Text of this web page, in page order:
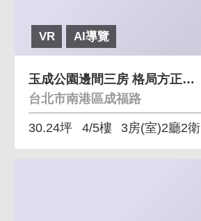
VR AI導覽
玉成公園邊間三房 格局方正空間好規劃
台北市南港區成福路
30.24坪 4/5樓 3房(室)2廳2衛